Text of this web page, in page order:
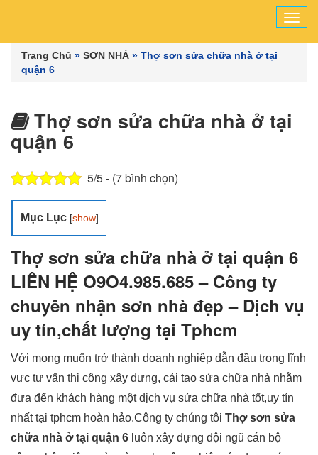
Trang Chủ » SƠN NHÀ » Thợ sơn sửa chữa nhà ở tại
quận 6
Thợ sơn sửa chữa nhà ở tại
quận 6
5/5 - (7 bình chọn)
Mục Lục [show]
Thợ sơn sửa chữa nhà ở tại quận 6
LIÊN HỆ O9O4.985.685 – Công ty
chuyên nhận sơn nhà đẹp – Dịch vụ
uy tín,chất lượng tại Tphcm
Với mong muốn trở thành doanh nghiệp dẫn đầu trong lĩnh
vực tư vấn thi công xây dựng, cải tạo sửa chữa nhà nhằm
đưa đến khách hàng một dịch vụ sửa chữa nhà tốt,uy tín
nhất tại tphcm hoàn hảo.Công ty chúng tôi Thợ sơn sửa
chữa nhà ở tại quận 6 luôn xây dựng đội ngũ cán bộ